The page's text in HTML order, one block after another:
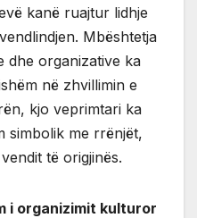
kanë ruajtur lidhje
Mbështetja
dhe organizative ka
në zhvillimin e
kjo veprimtari ka
simbolik me rrënjët,
të origjinës.
i organizimit kulturor